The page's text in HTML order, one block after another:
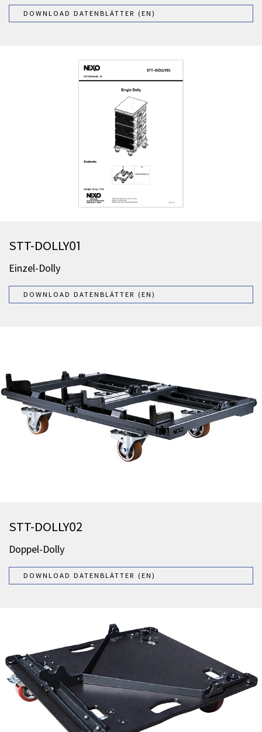
DOWNLOAD DATENBLÄTTER (EN)
STT-DOLLY01
Einzel-Dolly
DOWNLOAD DATENBLÄTTER (EN)
STT-DOLLY02
Doppel-Dolly
DOWNLOAD DATENBLÄTTER (EN)